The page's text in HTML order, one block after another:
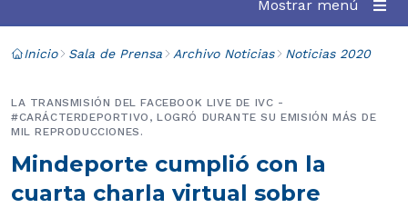
Mostrar menú
Inicio Sala de Prensa Archivo Noticias Noticias 2020
Mindeporte cumplió con la
cuarta charla virtual sobre
LA TRANSMISIÓN DEL FACEBOOK LIVE DE IVC -
#CARÁCTERDEPORTIVO, LOGRÓ DURANTE SU EMISIÓN MÁS DE
MIL REPRODUCCIONES.